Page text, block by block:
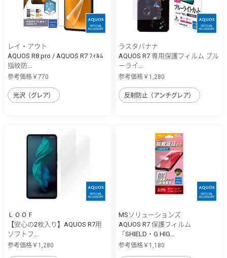
レイ・アウト
AQUOS R8 pro / AQUOS R7 ﾌｨﾙﾑ
指紋防...
参考価格￥770
光沢（グレア）
ラスタバナナ
AQUOS R7 専用保護フィルム ブル
ーライ...
参考価格￥1,280
反射防止（アンチグレア）
ＬＯＯＦ
【安心の2枚入り】AQUOS R7用
ソフトフ...
参考価格￥1,280
MSソリューションズ
AQUOS R7 保護フィルム
「SHIELD・G HIG...
参考価格￥1,180